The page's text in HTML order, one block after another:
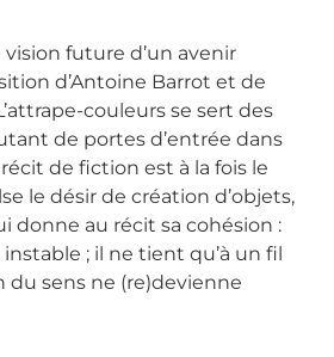
vision future d’un avenir
d’Antoine Barrot et de
couleurs se sert des
de portes d’entrée dans
de fiction est à la fois le
le désir de création d’objets,
donne au récit sa cohésion :
; il ne tient qu’à un fil
du sens ne (re)devienne